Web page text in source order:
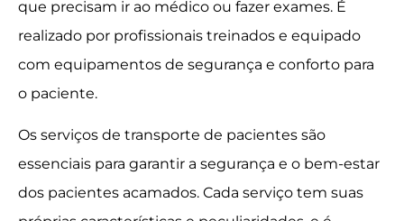
que precisam ir ao médico ou fazer exames. É
realizado por profissionais treinados e equipado
com equipamentos de segurança e conforto para
o paciente.
Os serviços de transporte de pacientes são
essenciais para garantir a segurança e o bem-estar
dos pacientes acamados. Cada serviço tem suas